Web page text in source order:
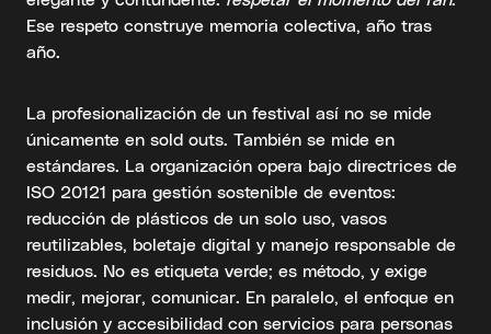
Ese respeto construye memoria colectiva, año tras
año.
La profesionalización de un festival así no se mide
únicamente en sold outs. También se mide en
estándares. La organización opera bajo directrices de
ISO 20121 para gestión sostenible de eventos:
reducción de plásticos de un solo uso, vasos
reutilizables, boletaje digital y manejo responsable de
residuos. No es etiqueta verde; es método, y exige
medir, mejorar, comunicar. En paralelo, el enfoque en
inclusión y accesibilidad con servicios para personas